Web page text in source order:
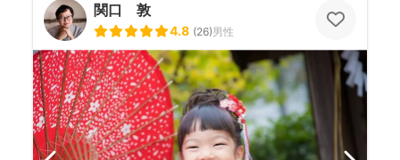
関口 敦
4.8 (26)男性